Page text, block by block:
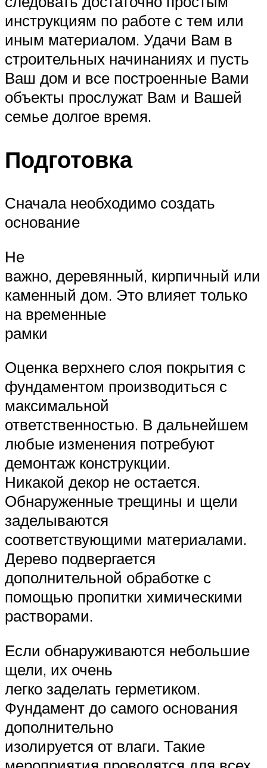
инструкциям по работе с тем или
иным материалом. Удачи Вам в
строительных начинаниях и пусть
Ваш дом и все построенные Вами
объекты прослужат Вам и Вашей
семье долгое время.
Подготовка
Сначала необходимо создать
основание
Не
важно, деревянный, кирпичный или
каменный дом. Это влияет только
на временные
рамки
Оценка верхнего слоя покрытия с
фундаментом производиться с
максимальной
ответственностью. В дальнейшем
любые изменения потребуют
демонтаж конструкции.
Никакой декор не остается.
Обнаруженные трещины и щели
заделываются
соответствующими материалами.
Дерево подвергается
дополнительной обработке с
помощью пропитки химическими
растворами.
Если обнаруживаются небольшие
щели, их очень
легко заделать герметиком.
Фундамент до самого основания
дополнительно
изолируется от влаги. Такие